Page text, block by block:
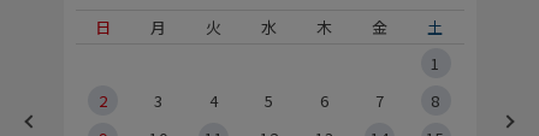
日
月 火 水 木 金
土
1
2
3 4 5 6 7
8